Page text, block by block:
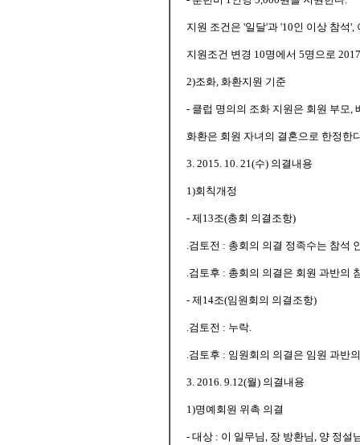
지원 조건은 '일달'과 '10인 이상 참석
지원조건 변경 10명에서 5명으로
2)조화, 화환지원 기준
- 클럽 명의의 조화 지원은 회원 부모,
화환은 회원 자녀의 결혼으로 한정한
3. 2015. 10. 21(수) 의결내용
1)회칙개정
- 제13조(총회 의결조항)
.검토전 : 총회의 의결 정족수는 참석
.검토후 : 총회의 의결은 회원 과반의
- 제14조(임원회의 의결조항)
.검토전 : 누락.
.검토후 : 임원회의 의결은 임원 과반
3. 2016. 9.12(월) 의결내용
1)명예회원 위촉 의결
- 대상 : 이 일무님, 장 방환님, 양 정설